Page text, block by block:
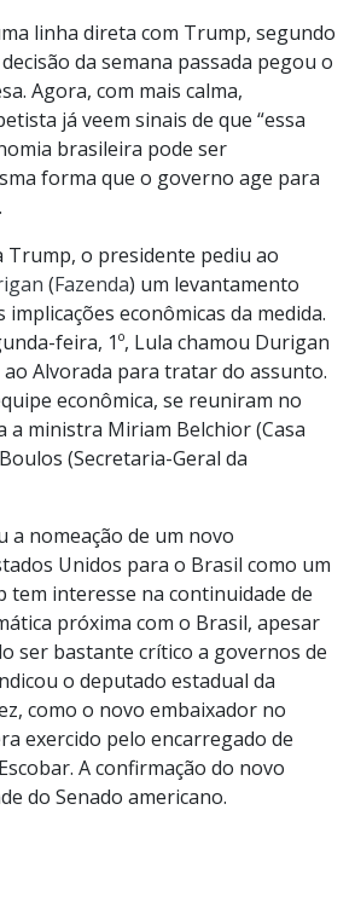
linha direta com Trump, segundo
da semana passada pegou o
Agora, com mais calma,
já veem sinais de que “essa
brasileira pode ser
forma que o governo age para
Trump, o presidente pediu ao
(Fazenda) um levantamento
econômicas da medida.
feira, 1º, Lula chamou Durigan
Alvorada para tratar do assunto.
econômica, se reuniram no
a ministra Miriam Belchior (Casa
(Secretaria-Geral da
a nomeação de um novo
Unidos para o Brasil como um
tem interesse na continuidade de
próxima com o Brasil, apesar
ser bastante crítico a governos de
o deputado estadual da
como o novo embaixador no
exercido pelo encarregado de
A confirmação do novo
do Senado americano.